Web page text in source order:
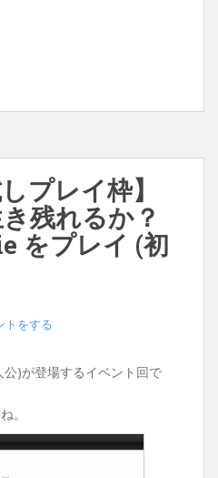
プレイ枠】
残れるか？
をプレイ (初
トをする
)が登場するイベント回で
。